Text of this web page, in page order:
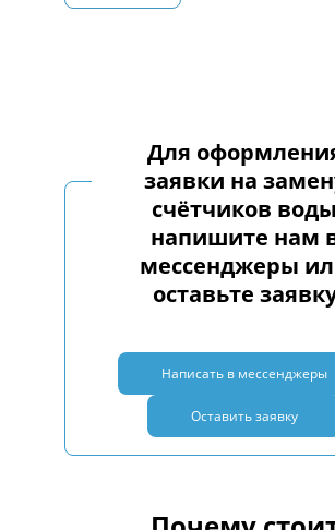
Для
заявки на
счётчиков воды
напишите нам
мессенджеры
оставьте
Написать в мессенджеры
Оставить заявку